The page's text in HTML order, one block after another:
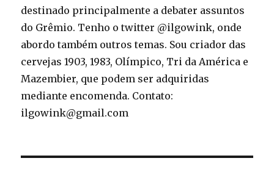
destinado principalmente a debater assuntos
do Grêmio. Tenho o twitter @ilgowink, onde
abordo também outros temas. Sou criador das
cervejas 1903, 1983, Olímpico, Tri da América e
Mazembier, que podem ser adquiridas
mediante encomenda. Contato:
ilgowink@gmail.com